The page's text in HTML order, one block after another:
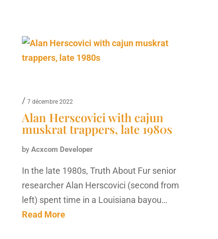
/ 7 décembre 2022
Alan Herscovici with cajun
muskrat trappers, late 1980s
by Acxcom Developer
In the late 1980s, Truth About Fur senior
researcher Alan Herscovici (second from
left) spent time in a Louisiana bayou…
Read More